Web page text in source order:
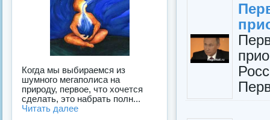
Когда мы выбираемся из
шумного мегаполиса на
природу, первое, что хочется
сделать, это набрать полн...
Читать далее